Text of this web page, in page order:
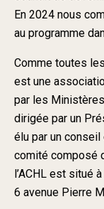
En 2024 nous
au programme
Comme toutes
est une
par les
dirigée par un
élu par un conseil
comité composé
l’ACHL est situé
6 avenue Pierre